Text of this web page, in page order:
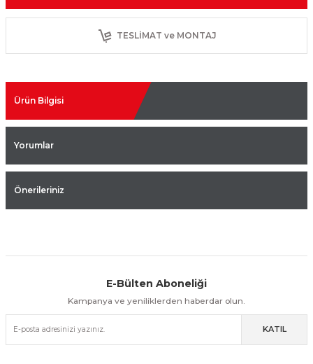
TESLİMAT ve MONTAJ
Ürün Bilgisi
Yorumlar
Önerileriniz
Kolay İade & Değişim Güvenli Alışveriş
Güvenli Paketleme Taksit / Havale İle Alışveriş Kolay İade & Değişim
E-Bülten Aboneliği
Kampanya ve yeniliklerden haberdar olun.
KATIL